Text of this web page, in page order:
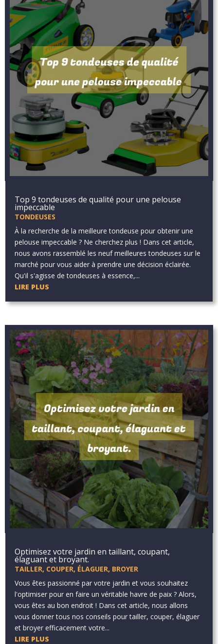
Top 9 tondeuses de qualité pour une pelouse
impeccable
TONDEUSES
À la recherche de la meilleure tondeuse pour obtenir une
pelouse impeccable ? Ne cherchez plus ! Dans cet article,
nous avons rassemblé les neuf meilleures tondeuses sur le
marché pour vous aider à prendre une décision éclairée.
Qu'il s'agisse de tondeuses à essence,...
LIRE PLUS
Optimisez votre jardin en taillant, coupant,
élaguant et broyant.
TAILLER, COUPER, ÉLAGUER, BROYER
Vous êtes passionné par votre jardin et vous souhaitez
l'optimiser pour en faire un véritable havre de paix ? Alors,
vous êtes au bon endroit ! Dans cet article, nous allons
vous donner tous nos conseils pour tailler, couper, élaguer
et broyer efficacement votre...
LIRE PLUS